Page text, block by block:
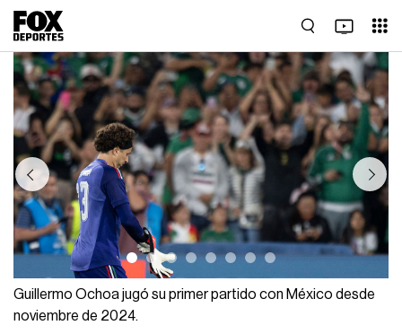
Previous Next
Guillermo Ochoa jugó su primer partido con México desde
noviembre de 2024.